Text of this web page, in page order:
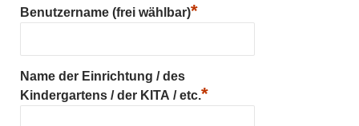
Benutzername (frei wählbar)*
Name der Einrichtung / des
Kindergartens / der KITA / etc.*